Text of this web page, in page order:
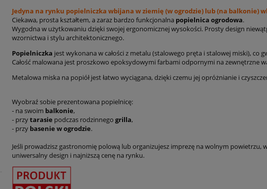
Jedyna na rynku popielniczka wbijana w ziemię (w ogrodzie) lub (na balkonie)
Ciekawa, prosta kształtem, a zaraz bardzo funkcjonalna popielnica ogrodowa.
Wygodna w użytkowaniu dzięki swojej ergonomicznej wysokości. Prosty design
wzornictwa i stylu architektonicznego.
Popielniczka jest wykonana w całości z metalu (stalowego pręta i stalowej miski),
Całość malowana jest proszkowo epoksydowymi farbami odpornymi na zewnętrzne
Metalowa miska na popiół jest łatwo wyciągana, dzięki czemu jej opróżnianie i
Wyobraź sobie prezentowana popielnicę:
- na swoim balkonie,
- przytarasie podczas rodzinnego grilla,
- przy basenie w ogrodzie.
Jeśli prowadzisz gastronomię polową lub organizujesz imprezę na wolnym powietrzu,
uniwersalny design i najniższą cenę na rynku.